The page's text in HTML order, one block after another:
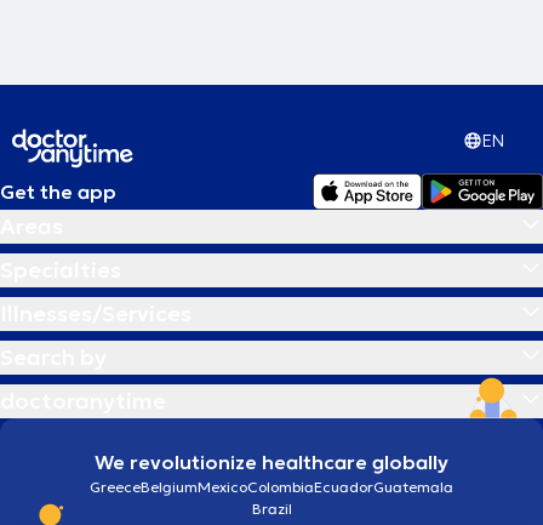
EN
Get the app
We revolutionize healthcare globally
GreeceBelgiumMexicoColombiaEcuadorGuatemala
Brazil